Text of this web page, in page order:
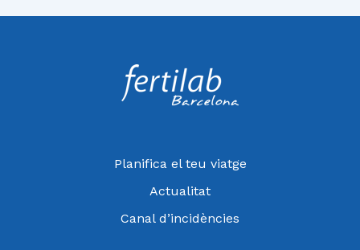
Planifica el teu viatge
Actualitat
Canal d’incidències